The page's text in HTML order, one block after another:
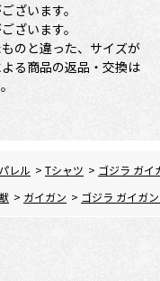
ざいます。
ざいます。
のと違った、サイズが
る商品の返品・交換は
レル > Tシャツ > ゴジラ ガイ
> ガイガン > ゴジラ ガイガ